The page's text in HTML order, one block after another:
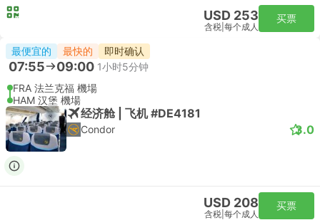
USD 253
含税 每个成人
买票
最便宜的 最快的 即时确认
07:55 09:00 1小时5分钟
FRA 法兰克福 機場
HAM 汉堡 機場
经济舱 | 飞机 #DE4181
Condor 3.0
USD 208
含税 每个成人
买票